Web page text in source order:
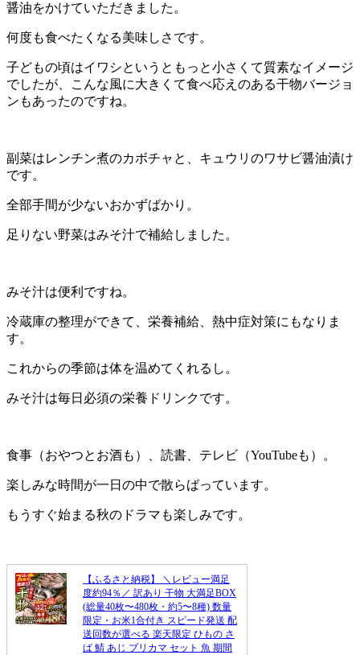
醤油をかけていただきました。
何度も食べたくなる美味しさです。
子どもの頃はイワシというともっと小さくて質素なイメージ
でしたが、こんな風に大きくて食べ応えのある干物バージョ
ンもあったのですね。
副菜はレンチン煮のカボチャと、キュウリのワサビ醤油漬け
です。
全部手間が少ないおかずばかり。
足りない野菜はみそ汁で補給しました。
みそ汁は便利ですね。
冷蔵庫の整理ができて、栄養補給、熱中症対策にもなりま
す。
これからの季節は体を温めてくれるし。
みそ汁は毎日必須の栄養ドリンクです。
食事（おやつとお酒も）、読書、テレビ（YouTubeも）。
楽しみな時間が一日の中で散らばっています。
もうすぐ始まる秋のドラマも楽しみです。
【ふるさと納税】 ＼レビュー満足
度約94％／ 訳あり 干物 大満足BOX
(総量40枚〜480枚・約5〜8種) 数量
限定・お米1合付き スピード発送 配
送回数が選べる 楽天限定 ひもの さ
ば 鯖 あじ ブリカマ セット 魚 期間